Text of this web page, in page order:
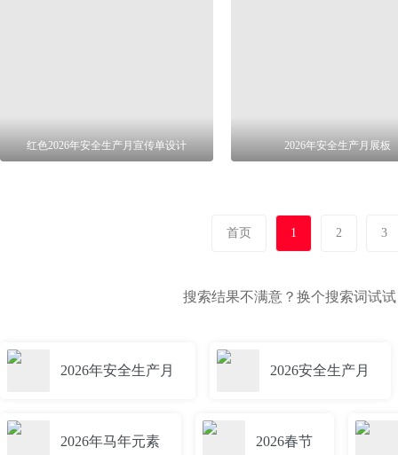
红色2026年安全生产月宣传单设计 2026年安全生产月展板
首页 1 2 3
搜索结果不满意？换个搜索词试
2026年安全生产月 2026安全生产月
2026年马年元素 2026春节